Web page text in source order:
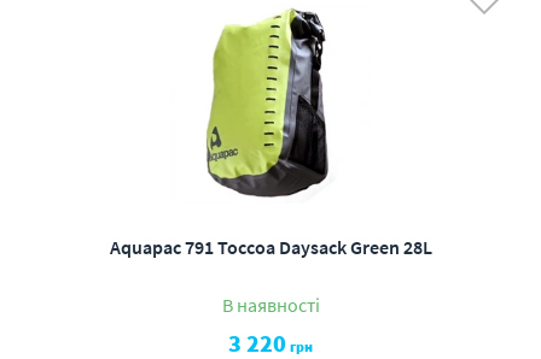
Aquapac 791 Toccoa Daysack Green 28L
В наявності
3 220 грн